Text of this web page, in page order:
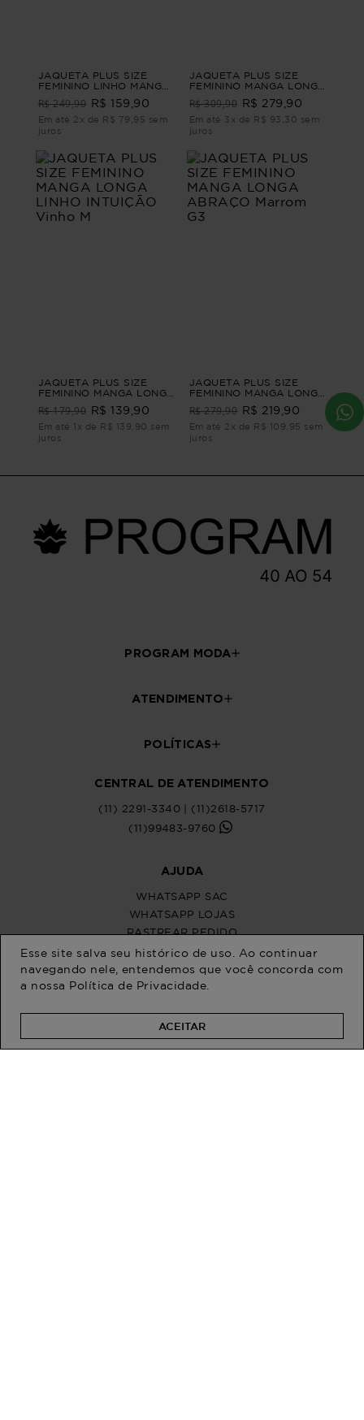
JAQUETA PLUS SIZE
FEMININO LINHO MANGA
CURTA TERRACINA
Verde G - 46
R$ 249,90 R$ 159,90
Em até 2x de R$ 79,95 sem
juros
JAQUETA PLUS SIZE
FEMININO MANGA LONGA
SARJA ATHENAS Marrom
G3
R$ 309,90 R$ 279,90
Em até 3x de R$ 93,30 sem
juros
JAQUETA PLUS SIZE
FEMININO MANGA LONGA
LINHO INTUIÇÃO Vinho M
R$ 179,90 R$ 139,90
Em até 1x de R$ 139,90 sem
juros
JAQUETA PLUS SIZE
FEMININO MANGA LONGA
ABRAÇO Marrom G3
R$ 279,90 R$ 219,90
Em até 2x de R$ 109,95 sem
juros
PROGRAM MODA
ATENDIMENTO
POLÍTICAS
CENTRAL DE ATENDIMENTO
(11) 2291-3340 | (11)2618-5717
(11)99483-9760
AJUDA
WHATSAPP SAC
WHATSAPP LOJAS
RASTREAR PEDIDO
SOLICITE SUA TROCA
PERGUNTAS FREQUENTES
Na Program Moda, a moda plus size
feminina brilha com estilo único. Somos
Esse site salva seu histórico de uso. Ao continuar
navegando nele, entendemos que você concorda com
a nossa Política de Privacidade
ACEITAR